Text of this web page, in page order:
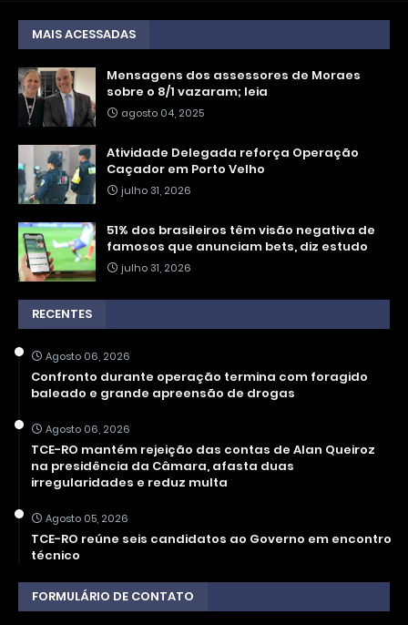
MAIS ACESSADAS
Mensagens dos assessores de Moraes
sobre o 8/1 vazaram; leia
agosto 04, 2025
Atividade Delegada reforça Operação
Caçador em Porto Velho
julho 31, 2026
51% dos brasileiros têm visão negativa de
famosos que anunciam bets, diz estudo
julho 31, 2026
RECENTES
Agosto 06, 2026
Confronto durante operação termina com foragido
baleado e grande apreensão de drogas
Agosto 06, 2026
TCE-RO mantém rejeição das contas de Alan Queiroz
na presidência da Câmara, afasta duas
irregularidades e reduz multa
Agosto 05, 2026
TCE-RO reúne seis candidatos ao Governo em encontro
técnico
FORMULÁRIO DE CONTATO